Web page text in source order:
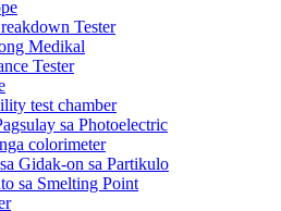
Tester
Medikal
Tester
test chamber
sa Photoelectric
colorimeter
Gidak-on sa Partikulo
sa Smelting Point